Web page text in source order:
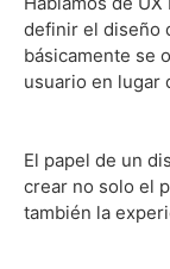
definir el diseño
básicamente se
usuario en lugar
El papel de un
crear no solo el
también la